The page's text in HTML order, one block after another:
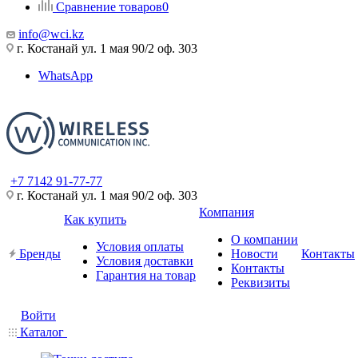
Сравнение товаров0
info@wci.kz
г. Костанай ул. 1 мая 90/2 оф. 303
WhatsApp
+7 7142 91-77-77
г. Костанай ул. 1 мая 90/2 оф. 303
Бренды
Как купить
Условия оплаты
Условия доставки
Гарантия на товар
Компания
О компании
Новости
Контакты
Реквизиты
Контакты
Войти
Каталог